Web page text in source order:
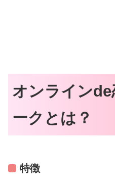
オンラインde
ークとは？
特徴